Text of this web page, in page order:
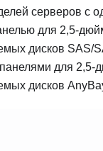
серверов с
для 2,5-
дисков SAS/
для 2,5-
дисков